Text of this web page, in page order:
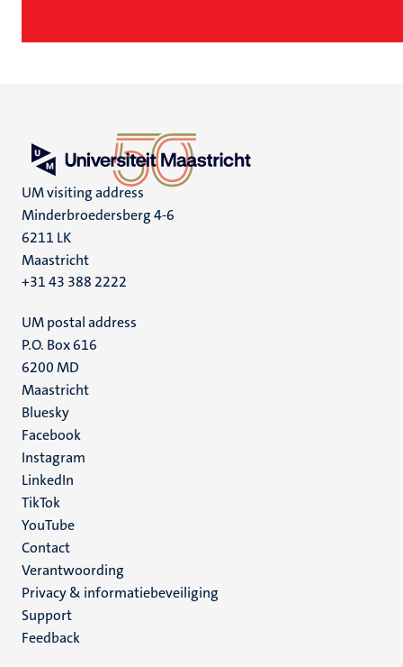
UM visiting address
Minderbroedersberg 4-6
6211 LK
Maastricht
+31 43 388 2222
UM postal address
P.O. Box 616
6200 MD
Maastricht
Social
media
Bluesky
Facebook
Instagram
LinkedIn
TikTok
YouTube
Menu
footer
(NL)
Contact
Verantwoording
Privacy & informatiebeveiliging
Support
Feedback